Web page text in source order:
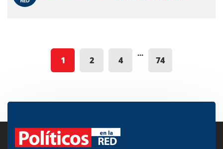
1 2 4
…
74